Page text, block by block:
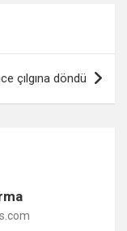
çılgına döndü